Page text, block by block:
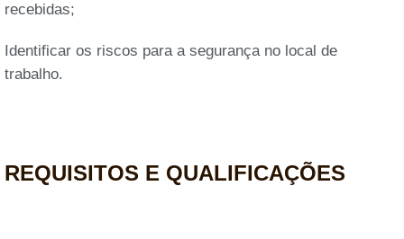
recebidas;
Identificar os riscos para a segurança no local de
trabalho.
REQUISITOS E QUALIFICAÇÕES